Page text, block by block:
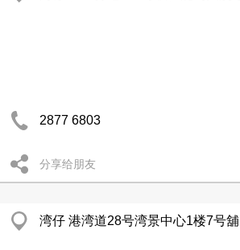
2877 6803
分享给朋友
湾仔 港湾道28号湾景中心1楼7号舖